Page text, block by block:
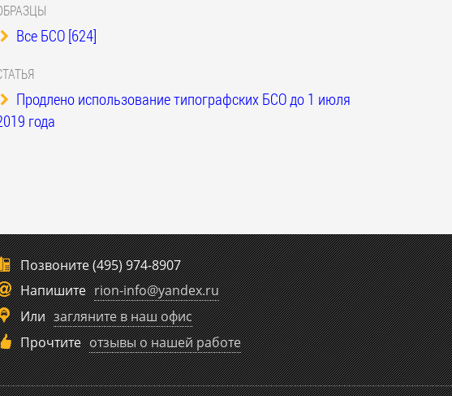
Все БСО [624]
Продлено использование типографских БСО до 1 июля
года
Позвоните(495) 974-8907
Напишите rion-info@yandex.ru
Или загляните в наш офис
Прочтите отзывы о нашей работе